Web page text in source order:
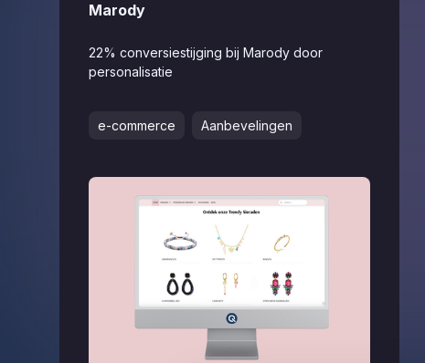
Marody
22% conversiestijging bij Marody door
personalisatie
e-commerce Aanbevelingen